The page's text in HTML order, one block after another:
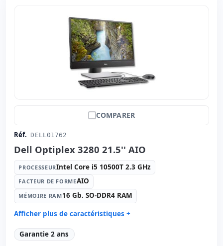
1.00 Kg.
COMPARER
Réf. DELL01762
Dell Optiplex 3280 21.5'' AIO
PROCESSEURIntel Core i5 10500T 2.3 GHz
FACTEUR DE FORMEAIO
MÉMOIRE RAM16 Gb. SO-DDR4 RAM
Afficher plus de caractéristiques +
Processeur: Intel Core i5 10500T 2.3 GHz.
Facteur de forme:
Garantie 2 ans